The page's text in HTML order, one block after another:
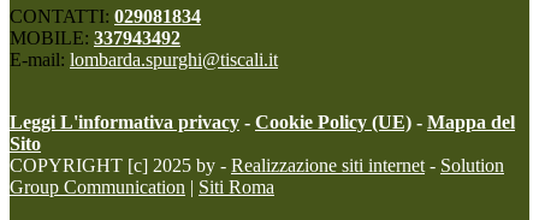
CONTATTI: 029081834
MOBILE: 337943492
E-mail: lombarda.spurghi@tiscali.it
Leggi L'informativa privacy - Cookie Policy (UE) - Mappa del
Sito
COPYRIGHT [c] 2025 by - Realizzazione siti internet - Solution
Group Communication | Siti Roma